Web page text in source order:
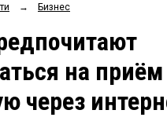
Рейтинги
Блоги
Архив
→ Бизнес
на приём
через